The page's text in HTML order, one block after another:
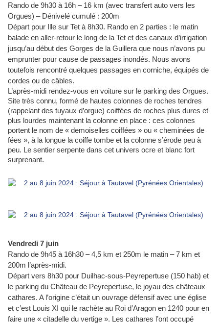
Rando de 9h30 à 16h – 16 km (avec transfert auto vers les
Orgues) – Dénivelé cumulé : 200m
Départ pour Ille sur Tet à 8h30. Rando en 2 parties : le matin
balade en aller-retour le long de la Tet et des canaux d’irrigation
jusqu’au début des Gorges de la Guillera que nous n’avons pu
emprunter pour cause de passages inondés. Nous avons
toutefois rencontré quelques passages en corniche, équipés de
cordes ou de câbles.
L’après-midi rendez-vous en voiture sur le parking des Orgues.
Site très connu, formé de hautes colonnes de roches tendres
(rappelant des tuyaux d’orgue) coiffées de roches plus dures et
plus lourdes maintenant la colonne en place : ces colonnes
portent le nom de « demoiselles coiffées » ou « cheminées de
fées », à la longue la coiffe tombe et la colonne s’érode peu à
peu. Le sentier serpente dans cet univers ocre et blanc fort
surprenant.
Vendredi 7 juin
Rando de 9h45 à 16h30 – 4,5 km et 250m le matin – 7 km et
200m l’après-midi.
Départ vers 8h30 pour Duilhac-sous-Peyrepertuse (150 hab) et
le parking du Château de Peyrepertuse, le joyau des châteaux
cathares. A l’origine c’était un ouvrage défensif avec une église
et c’est Louis XI qui le rachète au Roi d’Aragon en 1240 pour en
faire une « citadelle du vertige ». Les cathares l’ont occupé